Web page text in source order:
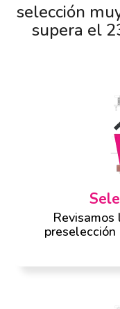
selección
supera el
Revisamos